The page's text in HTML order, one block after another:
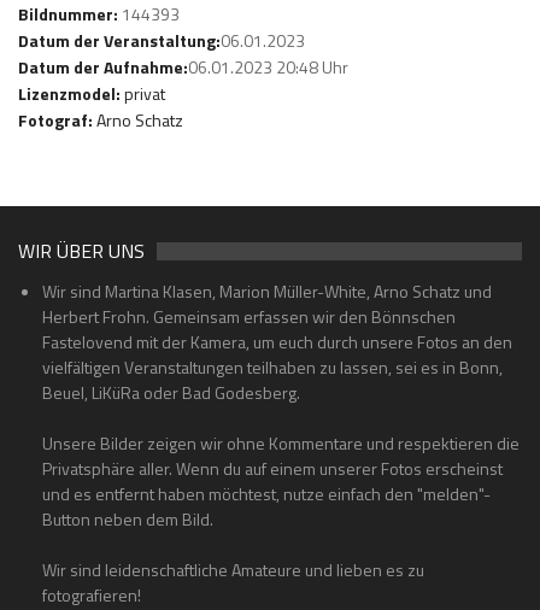
Bildnummer: 144393
Datum der Veranstaltung:06.01.2023
Datum der Aufnahme:06.01.2023 20:48 Uhr
Lizenzmodel:privat
Fotograf:Arno Schatz
WIR ÜBER UNS
Wir sind Martina Klasen, Marion Müller-White, Arno Schatz und
Herbert Frohn. Gemeinsam erfassen wir den Bönnschen
Fastelovend mit der Kamera, um euch durch unsere Fotos an den
vielfältigen Veranstaltungen teilhaben zu lassen, sei es in Bonn,
Beuel, LiKüRa oder Bad Godesberg.
Unsere Bilder zeigen wir ohne Kommentare und respektieren die
Privatsphäre aller. Wenn du auf einem unserer Fotos erscheinst
und es entfernt haben möchtest, nutze einfach den "melden"-
Button neben dem Bild.
Wir sind leidenschaftliche Amateure und lieben es zu
fotografieren!